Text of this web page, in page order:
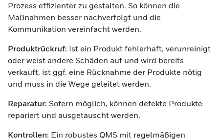
Prozess effizienter zu gestalten. So können die
Maßnahmen besser nachverfolgt und die
Kommunikation vereinfacht werden.
Produktrückruf: Ist ein Produkt fehlerhaft, verunreinigt
oder weist andere Schäden auf und wird bereits
verkauft, ist ggf. eine Rücknahme der Produkte nötig
und muss in die Wege geleitet werden.
Reparatur: Sofern möglich, können defekte Produkte
repariert und ausgetauscht werden.
Kontrollen: Ein robustes QMS mit regelmäßigen